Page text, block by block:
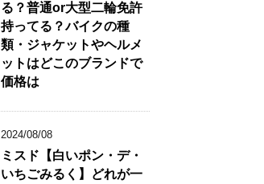
る？普通or大型二輪免許
持ってる？バイクの種
類・ジャケットやヘルメ
ットはどこのブランドで
価格は
2024/08/08
ミスド【白いポン・デ・
いちごみるく】どれが一